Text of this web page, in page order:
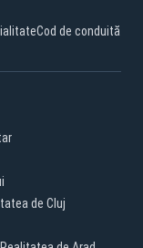
Cod de conduită
de Cluj